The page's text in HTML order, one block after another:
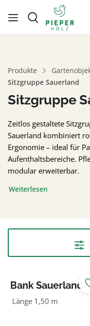
Produkte
Sitzgruppe Sauerland
Sitzgruppe
Zeitlos gestaltete
Sauerland kombiniert
Ergonomie – ideal für
Aufenthaltsbereiche.
modular erweiterbar.
Weiterlesen
Bank Sauerland
Länge 1,50 m